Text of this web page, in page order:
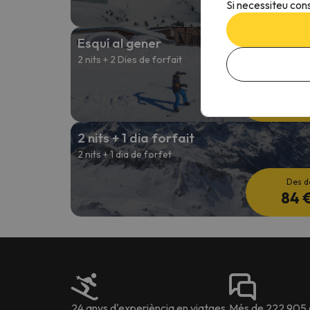
97
Esquí al gener
2 nits + 2 Dies de forfait
2 nits + 1 dia forfait
2 nits + 1 dia de forfet
Des
84
Si necessiteu